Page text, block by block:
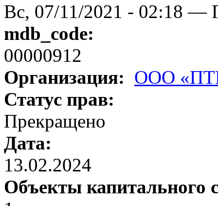
Вс, 07/11/2021 - 02:18 —
mdb_code:
00000912
Организация: ООО
Статус прав:
Прекращено
Дата:
13.02.2024
Объекты капитального